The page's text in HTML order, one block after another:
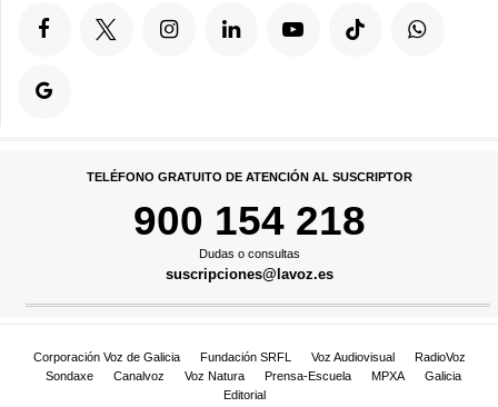
TELÉFONO GRATUITO DE ATENCIÓN AL SUSCRIPTOR
900 154 218
Dudas o consultas
suscripciones@lavoz.es
Corporación Voz de Galicia Fundación SRFL Voz Audiovisual
RadioVoz
Sondaxe
Canalvoz Voz Natura Prensa-Escuela MPXA
Galicia
Editorial